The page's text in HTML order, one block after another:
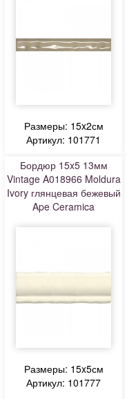
Размеры: 15x2см
Артикул: 101771
Бордюр 15x5 13мм
Vintage A018966 Moldura
Ivory глянцевая бежевый
Ape Ceramica
Размеры: 15x5см
Артикул: 101777